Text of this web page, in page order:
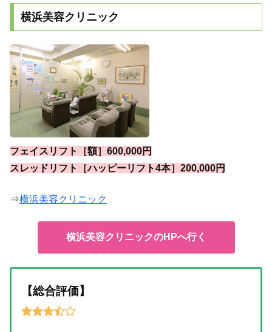
横浜美容クリニック
フェイスリフト［額］600,000円
スレッドリフト［ハッピーリフト4本］200,000円
⇒横浜美容クリニック
横浜美容クリニックのHPへ行く
【総合評価】